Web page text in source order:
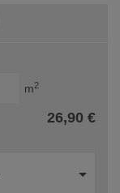
m2
26,90 €